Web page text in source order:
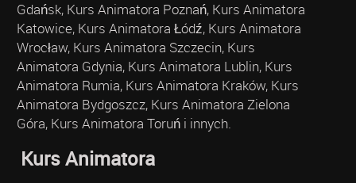
Gdańsk, Kurs Animatora Poznań, Kurs Animatora
Katowice, Kurs Animatora Łódź, Kurs Animatora
Wrocław, Kurs Animatora Szczecin, Kurs
Animatora Gdynia, Kurs Animatora Lublin, Kurs
Animatora Rumia, Kurs Animatora Kraków, Kurs
Animatora Bydgoszcz, Kurs Animatora Zielona
Góra, Kurs Animatora Toruń i innych.
Kurs Animatora